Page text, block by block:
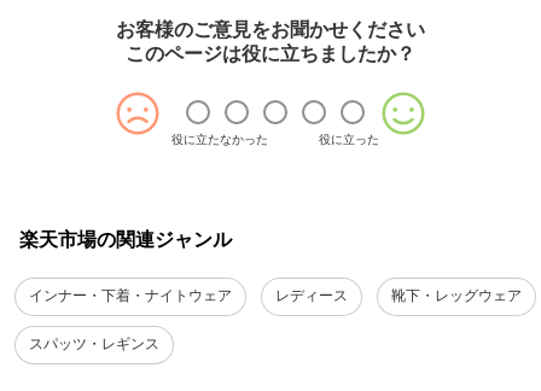
お客様のご意見をお聞かせください
このページは役に立ちましたか？
役に立たなかった 役に立った
楽天市場の関連ジャンル
インナー・下着・ナイトウェア レディース 靴下・レッグウェア
スパッツ・レギンス